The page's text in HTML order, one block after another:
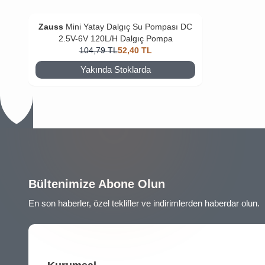
Zauss Mini Yatay Dalgıç Su Pompası DC
2.5V-6V 120L/H Dalgıç Pompa
104,79 TL52,40 TL
Yakında Stoklarda
Bültenimize Abone Olun
En son haberler, özel teklifler ve indirimlerden haberdar olun.